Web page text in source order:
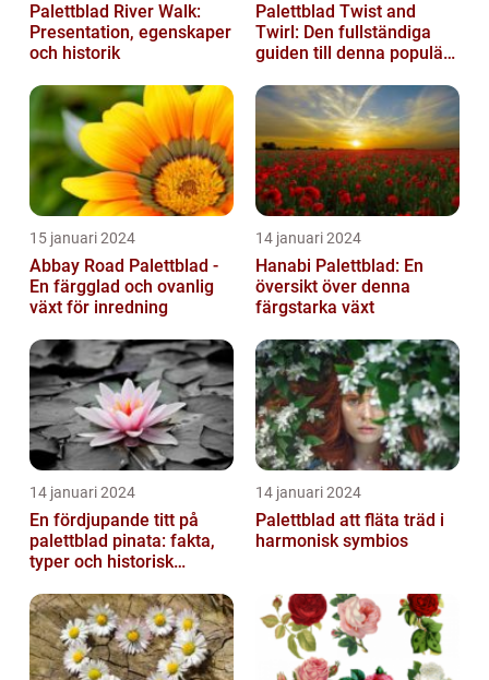
Palettblad River Walk:
Presentation, egenskaper
och historik
Palettblad Twist and
Twirl: Den fullständiga
guiden till denna populära
15 januari 2024
Abbay Road Palettblad -
En färgglad och ovanlig
växt för inredning
14 januari 2024
Hanabi Palettblad: En
översikt över denna
färgstarka växt
14 januari 2024
En fördjupande titt på
palettblad pinata: fakta,
typer och historisk
14 januari 2024
Palettblad att fläta träd i
harmonisk symbios